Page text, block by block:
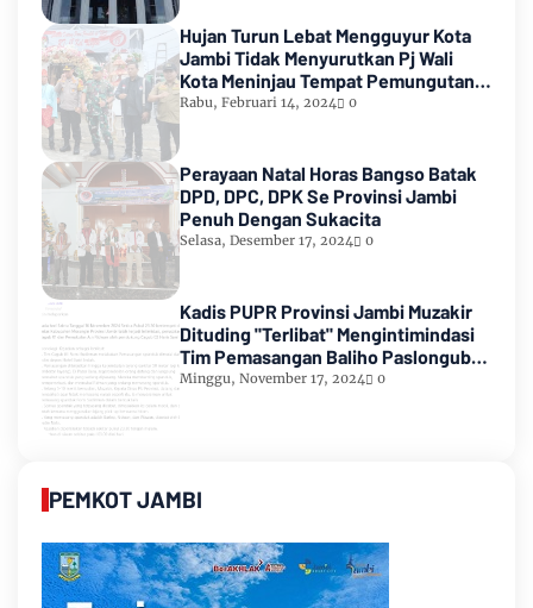
Hujan Turun Lebat Mengguyur Kota
Jambi Tidak Menyurutkan Pj Wali
Kota Meninjau Tempat Pemungutan
Suara Pemilu 2024
Rabu, Februari 14, 2024 0
Perayaan Natal Horas Bangso Batak
DPD, DPC, DPK Se Provinsi Jambi
Penuh Dengan Sukacita
Selasa, Desember 17, 2024 0
Kadis PUPR Provinsi Jambi Muzakir
Dituding "Terlibat" Mengintimindasi
Tim Pemasangan Baliho Paslongub
Romi-Sudirman
Minggu, November 17, 2024 0
PEMKOT JAMBI